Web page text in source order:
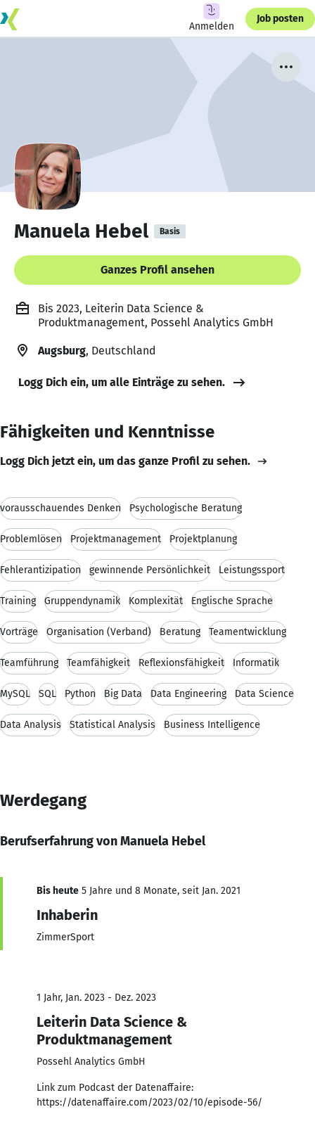
Anmelden
Job posten
Manuela Hebel Basis
Ganzes Profil ansehen
Bis 2023, Leiterin Data Science &
Produktmanagement, Possehl Analytics GmbH
Augsburg, Deutschland
Logg Dich ein, um alle Einträge zu sehen.
Fähigkeiten und Kenntnisse
Logg Dich jetzt ein, um das ganze Profil zu sehen.
vorausschauendes Denken Psychologische Beratung
Problemlösen Projektmanagement Projektplanung
Fehlerantizipation gewinnende Persönlichkeit Leistungssport
Training Gruppendynamik Komplexität Englische Sprache
Vorträge Organisation (Verband) Beratung Teamentwicklung
Teamführung Teamfähigkeit Reflexionsfähigkeit Informatik
MySQL SQL Python Big Data Data Engineering Data Science
Data Analysis Statistical Analysis Business Intelligence
Werdegang
Berufserfahrung von Manuela Hebel
Bis heute 5 Jahre und 8 Monate, seit Jan. 2021
Inhaberin
ZimmerSport
1 Jahr, Jan. 2023 - Dez. 2023
Leiterin Data Science &
Produktmanagement
Possehl Analytics GmbH
Link zum Podcast der Datenaffaire:
https://datenaffaire.com/2023/02/10/episode-56/